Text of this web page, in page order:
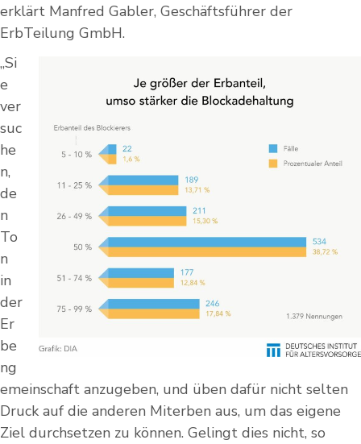
erklärt Manfred Gabler, Geschäftsführer der
ErbTeilung GmbH.
„Si
e
ver
suc
he
n,
de
n
To
n
in
der
Er
be
ng
emeinschaft anzugeben, und üben dafür nicht selten
Druck auf die anderen Miterben aus, um das eigene
Ziel durchsetzen zu können. Gelingt dies nicht, so